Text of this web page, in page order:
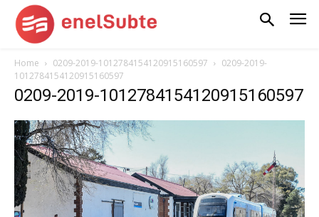
Home 0209-2019-1012784154120915160597
0209-2019-
1012784154120915160597
0209-2019-1012784154120915160597